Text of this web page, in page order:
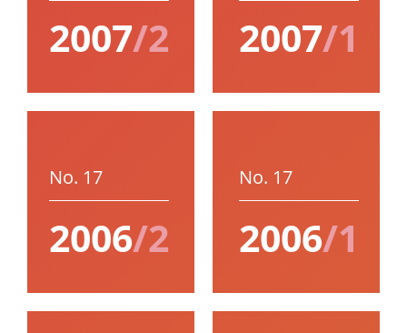
2007/2 2007/1
No. 17
2006/2
No. 17
2006/1